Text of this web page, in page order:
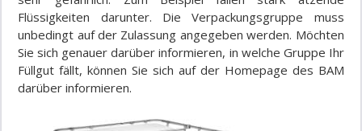
Flüssigkeiten darunter. Die Verpackungsgruppe muss
unbedingt auf der Zulassung angegeben werden. Möchten
Sie sich genauer darüber informieren, in welche Gruppe Ihr
Füllgut fällt, können Sie sich auf der Homepage des BAM
darüber informieren.